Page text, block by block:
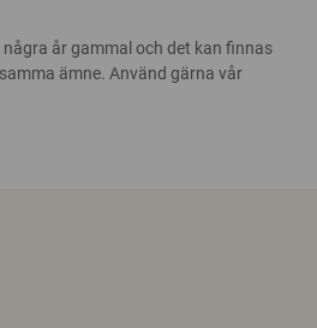
några år gammal och det kan finnas
ämne. Använd gärna vår